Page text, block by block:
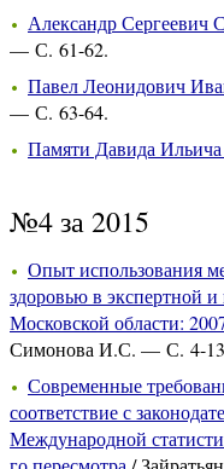
Александр Сергеевич
— С. 61-62.
Павел Леонидович
— С. 63-64.
Памяти Давида Ильича
№4 за 2015
Опыт использования
здоровью в экспертной
Московской области:
Симонова И.С. — С. 4-
Современные
соответствие с
Международной